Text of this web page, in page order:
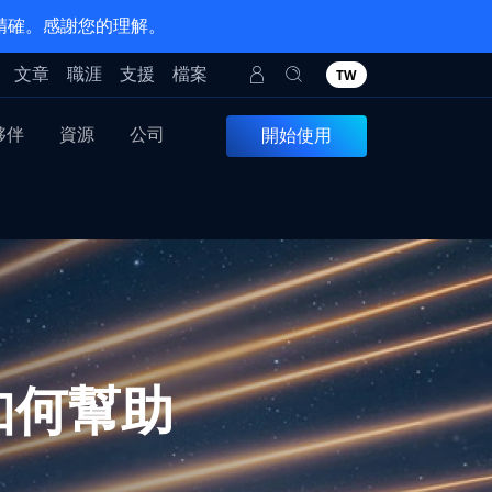
。感謝您的理解。
文章 職涯 支援 檔案 TW
伴 資源 公司 開始使用
何幫助